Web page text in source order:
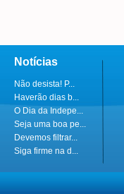
Notícias
Não desista! P...
Haverão dias b...
O Dia da Indepe...
Seja uma boa pe...
Devemos filtrar...
Siga firme na d...